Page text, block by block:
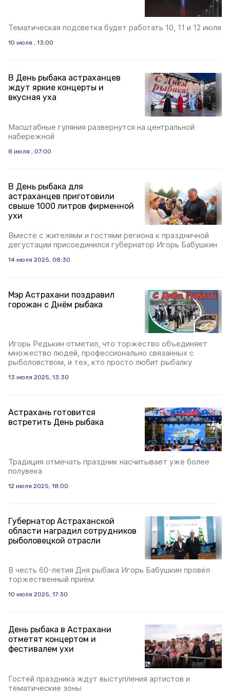
Тематическая подсветка будет работать 10, 11 и 12 июля
10 июля , 13:00
В День рыбака астраханцев
ждут яркие концерты и
вкусная уха
Масштабные гуляния развернутся на центральной
набережной
8 июля , 07:00
В День рыбака для
астраханцев приготовили
свыше 1000 литров фирменной
ухи
Вместе с жителями и гостями региона к праздничной
дегустации присоединился губернатор Игорь Бабушкин
14 июля 2025, 08:30
Мэр Астрахани поздравил
горожан с Днём рыбака
Игорь Редькин отметил, что торжество объединяет
множество людей, профессионально связанных с
рыболовством, и тех, кто просто любит рыбалку
13 июля 2025, 13:30
Астрахань готовится
встретить День рыбака
Традиция отмечать праздник насчитывает уже более
полувека
12 июля 2025, 18:00
Губернатор Астраханской
области наградил сотрудников
рыболовецкой отрасли
В честь 60-летия Дня рыбака Игорь Бабушкин провёл
торжественный приём
10 июля 2025, 17:30
День рыбака в Астрахани
отметят концертом и
фестивалем ухи
Гостей праздника ждут выступления артистов и
тематические зоны